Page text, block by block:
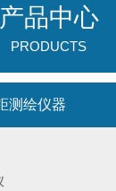
产品中心
PRODUCTS
测绘仪器